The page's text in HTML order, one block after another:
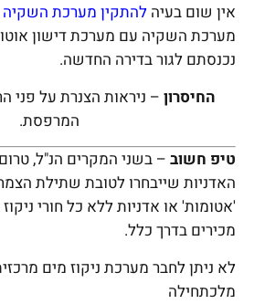
אין שום בעיה להתקין מערכת השקיה
מערכת השקיה עם מערכת דישון
נכנסתם לגור בדירה החדשה.
החיסרון – ניראות הצנרת על פני
המרפסת.
טיפ חשוב – בשני המקרים הנ"ל,
האדניות שייבחרו לטובת שתילת
'אטומות' או אדניות ללא כל חורי
מכירים בדרך כלל.
לא ניתן לחבר מערכת ניקוז מים
מלכתחילה